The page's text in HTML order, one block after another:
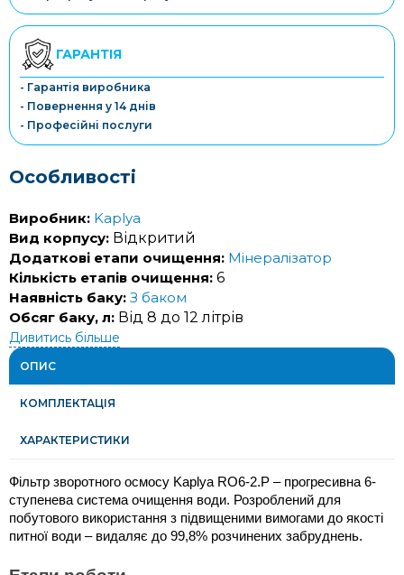
ГАРАНТІЯ
- Гарантія виробника
- Повернення у 14 днів
- Професійні послуги
Особливості
Виробник: Kaplya
Вид корпусу: Відкритий
Додаткові етапи очищення: Мінералізатор
Кількість етапів очищення: 6
Наявність баку: З баком
Обсяг баку, л: Від 8 до 12 літрів
Дивитись більше
ОПИС
КОМПЛЕКТАЦІЯ
ХАРАКТЕРИСТИКИ
Фільтр зворотного осмосу Kaplya RO6-2.P – прогресивна 6-
ступенева система очищення води. Розроблений для
побутового використання з підвищеними вимогами до якості
питної води – видаляє до 99,8% розчинених забруднень.